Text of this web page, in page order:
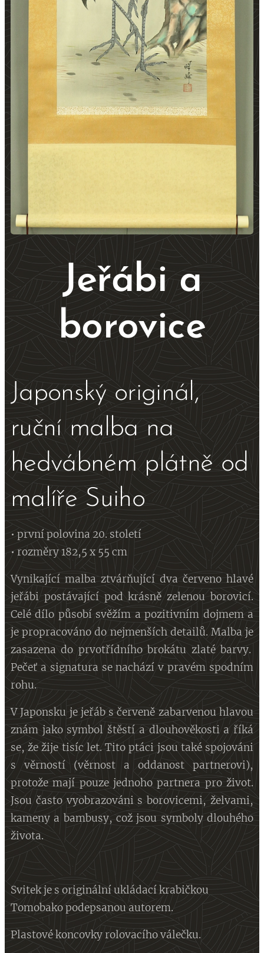
Jeřábi a
borovice
Japonský originál,
ruční malba na
hedvábném plátně od
malíře Suiho
• první polovina 20. století
• rozměry 182,5 x 55 cm
Vynikající malba ztvárňující dva červeno hlavé
jeřábi postávající pod krásně zelenou borovicí.
Celé dílo působí svěžím a pozitivním dojmem a
je propracováno do nejmenších detailů. Malba je
zasazena do prvotřídního brokátu zlaté barvy.
Pečeť a signatura se nachází v pravém spodním
rohu.
V Japonsku je jeřáb s červeně zabarvenou hlavou
znám jako symbol štěstí a dlouhověkosti a říká
se, že žije tisíc let. Tito ptáci jsou také spojováni
s věrností (věrnost a oddanost partnerovi),
protože mají pouze jednoho partnera pro život.
Jsou často vyobrazováni s borovicemi, želvami,
kameny a bambusy, což jsou symboly dlouhého
života.
Svitek je s originální ukládací krabičkou
Tomobako podepsanou autorem.
Plastové koncovky rolovacího válečku.